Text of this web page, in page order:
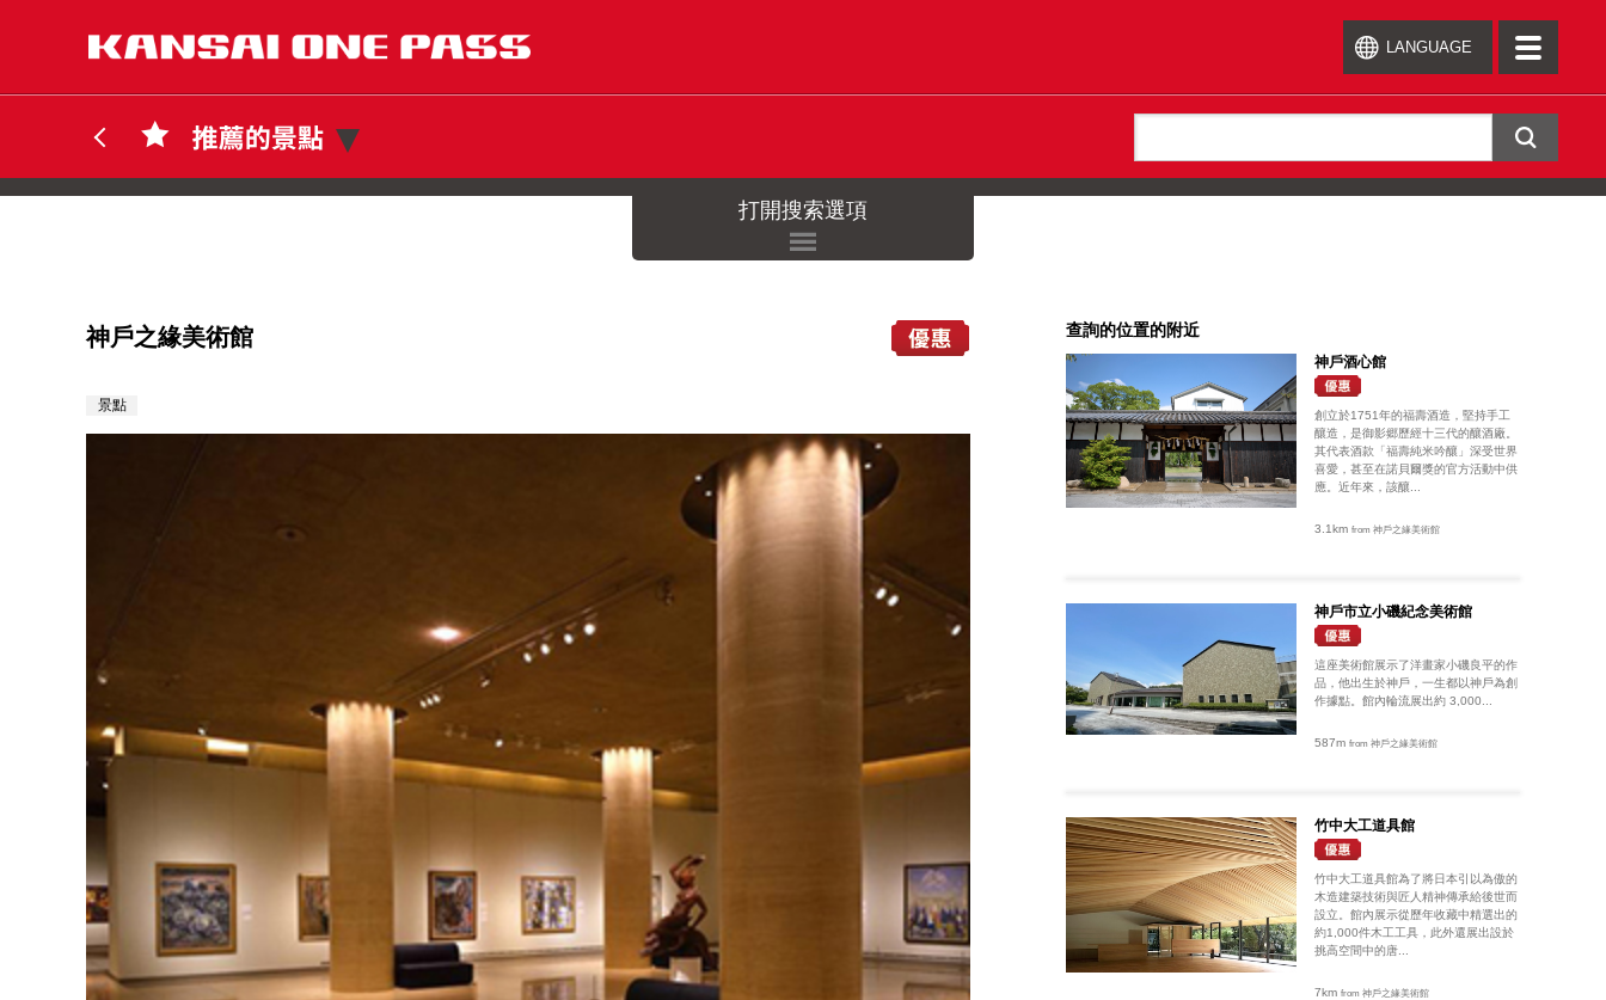
toggle
navigation
LANGUAGE
打開搜索選項
神戶之緣美術館
景點
查詢的位置的附近
神戶酒心館
創立於1751年的福壽酒造，堅持手工
釀造，是御影郷歷經十三代的釀酒廠。
其代表酒款「福壽純米吟釀」深受世界
喜愛，甚至在諾貝爾獎的官方活動中供
應。近年來，該釀...
3.1kmfrom 神戶之緣美術館
神戶市立小磯紀念美術館
這座美術館展示了洋畫家小磯良平的作
品，他出生於神戶，一生都以神戶為創
作據點。館內輪流展出約 3,000...
587mfrom 神戶之緣美術館
竹中大工道具館
竹中大工道具館為了將日本引以為傲的
木造建築技術與匠人精神傳承給後世而
設立。館內展示從歷年收藏中精選出的
約1,000件木工工具，此外還展出設於
挑高空間中的唐...
7kmfrom 神戶之緣美術館